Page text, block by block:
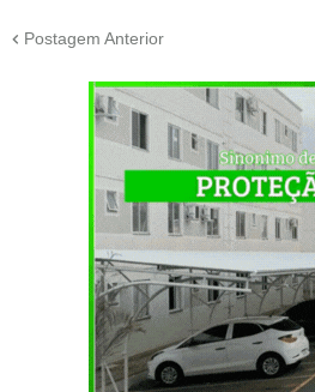
Postagem Anterior